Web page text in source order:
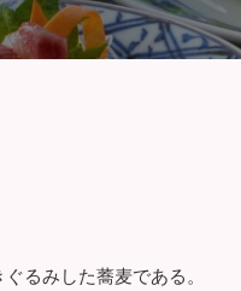
るみした蕎麦である。